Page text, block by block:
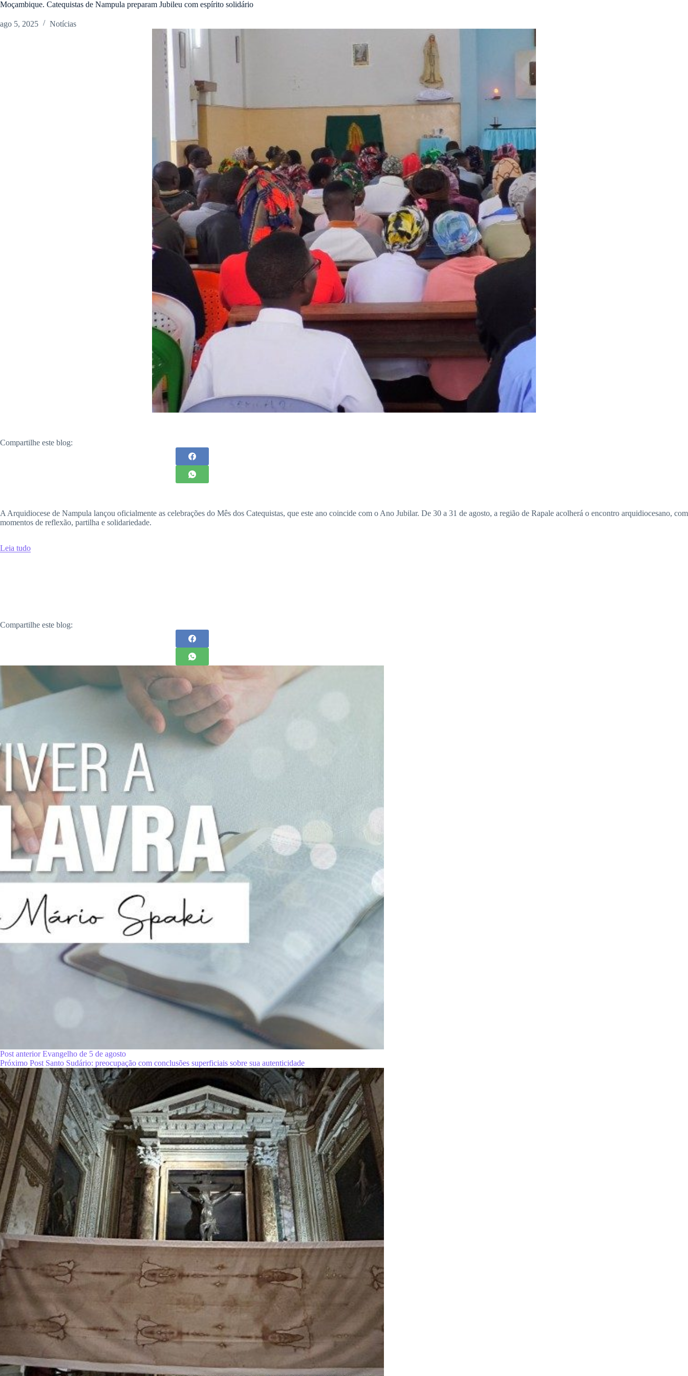
Moçambique. Catequistas de Nampula preparam Jubileu com espírito solidário
ago 5, 2025 Notícias
Compartilhe este blog:
A Arquidiocese de Nampula lançou oficialmente as celebrações do Mês dos Catequistas, que este ano coincide com o Ano Jubilar. De 30 a 31 de agosto, a região de Rapale acolherá o encontro arquidiocesano, com
momentos de reflexão, partilha e solidariedade.
Leia tudo
Compartilhe este blog:
Post anteriorEvangelho de 5 de agosto
Próximo Post Santo Sudário: preocupação com conclusões superficiais sobre sua autenticidade